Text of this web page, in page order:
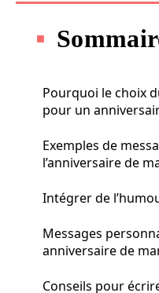
Pourquoi le choix
pour un
Exemples de
l’anniversaire de
Intégrer de
Messages
anniversaire de
Conseils pour